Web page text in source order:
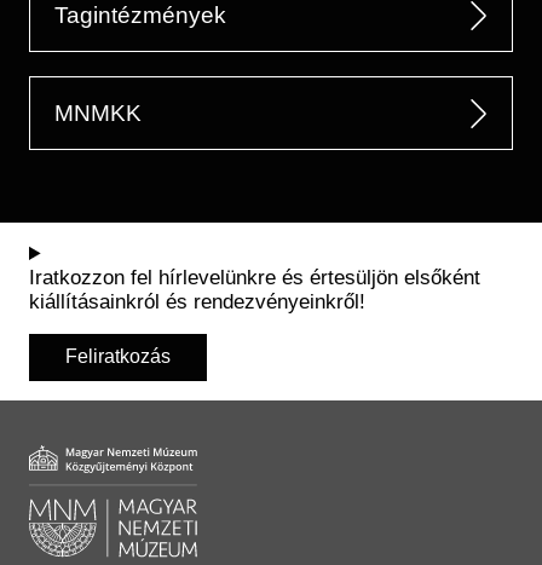
Tagintézmények
MNMKK
Iratkozzon fel hírlevelünkre és értesüljön elsőként
kiállításainkról és rendezvényeinkről!
Feliratkozás